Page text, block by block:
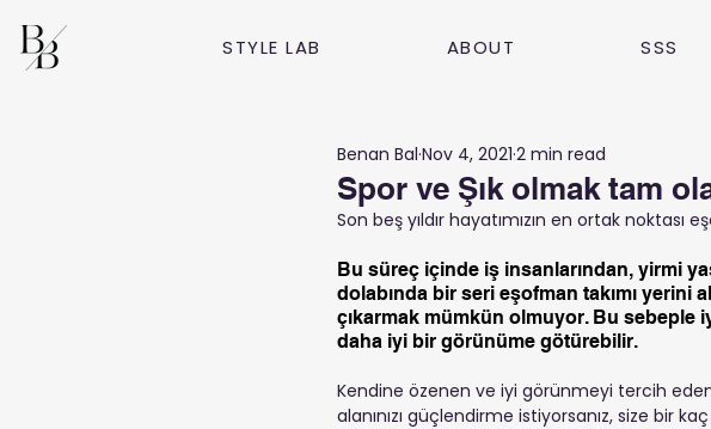
STYLE LAB ABOUT SSS
Spor ve Şık olmak tam
Benan Bal Nov 4, 2021 2 min read
Son beş yıldır hayatımızın en ortak
Bu süreç içinde iş insanlarından, yirmi
dolabında bir seri eşofman takımı yerini
çıkarmak mümkün olmuyor. Bu
daha iyi bir görünüme götürebilir.
Kendine özenen ve iyi görünmeyi tercih
alanınızı güçlendirme istiyorsanız, size bir